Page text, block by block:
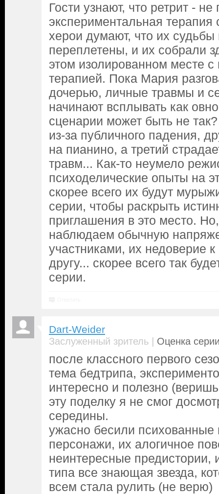
Гости узнают, что ретрит -
экспериментальная терапия
херои думают, что их судьбы
переплетены, и их собрали
этом изолированном месте с
терапией. Пока Мария
дочерью, личные травмы и
начинают всплывать как
сценарии может быть не
из-за публичного падения,
на пианино, а третий
травм... Как-то неумело
психоделические опыты на
скорее всего их будут
серии, чтобы раскрыть
приглашения в это место.
наблюдаем обычную
участниками, их недоверие к
другу... скорее всего так
серии.
Dart-Weider
Заслуженный зритель | Оценка
после классного первого
тема бедтрипа,
интересно и полезно
эту поделку я не смог
середины.
ужасно бесили
персонажи, их алогичное
неинтересные предистории,
типа все знающая звезда,
всем стала рулить (не верю)